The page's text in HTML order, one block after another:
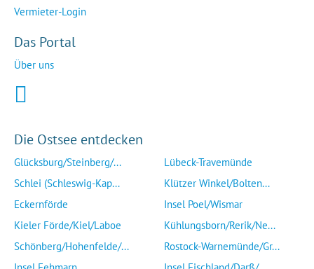
Vermieter-Login
Das Portal
Über uns
Die Ostsee entdecken
Glücksburg/Steinberg/...
Schlei (Schleswig-Kap...
Eckernförde
Kieler Förde/Kiel/Laboe
Schönberg/Hohenfelde/...
Lübeck-Travemünde
Klützer Winkel/Bolten...
Insel Poel/Wismar
Kühlungsborn/Rerik/Ne...
Rostock-Warnemünde/Gr...